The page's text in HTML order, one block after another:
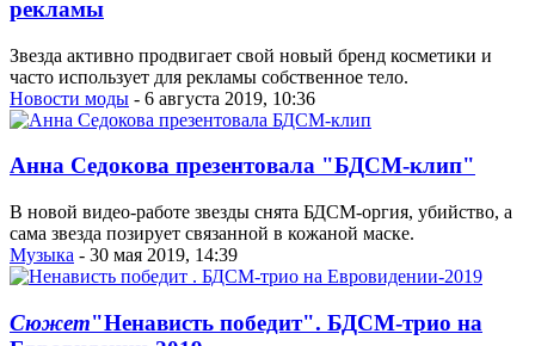
рекламы
Звезда активно продвигает свой новый бренд косметики и
часто использует для рекламы собственное тело.
Новости моды - 6 августа 2019, 10:36
Анна Седокова презентовала "БДСМ-клип"
В новой видео-работе звезды снята БДСМ-оргия, убийство, а
сама звезда позирует связанной в кожаной маске.
Музыка - 30 мая 2019, 14:39
Сюжет"Ненависть победит". БДСМ-трио на